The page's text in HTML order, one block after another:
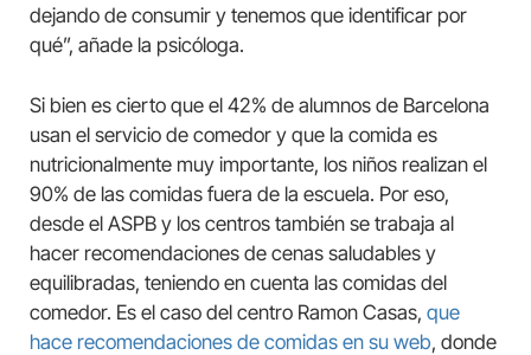
dejando de consumir y tenemos que identificar por
qué”, añade la psicóloga.
Si bien es cierto que el 42% de alumnos de Barcelona
usan el servicio de comedor y que la comida es
nutricionalmente muy importante, los niños realizan el
90% de las comidas fuera de la escuela. Por eso,
desde el ASPB y los centros también se trabaja al
hacer recomendaciones de cenas saludables y
equilibradas, teniendo en cuenta las comidas del
comedor. Es el caso del centro Ramon Casas, que
hace recomendaciones de comidas en su web, donde